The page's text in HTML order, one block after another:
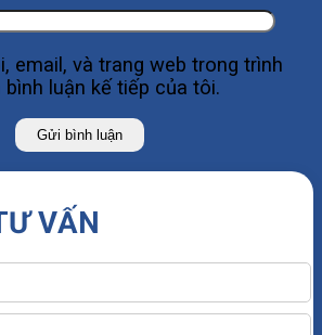
email, và trang web trong trình
luận kế tiếp của tôi.
VẤN